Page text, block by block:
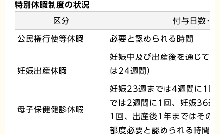
特別休暇制度の状況
区分
付与日数･
公民権行使等休暇 必要と認められる時間
妊娠出産休暇
妊娠中及び出産後を通じて
は24週間）
母子保健健診休暇
妊娠23週までは4週間に1
では2週間に1回、妊娠36週
1回、出産後1年まではその
都度必要と認められる時間